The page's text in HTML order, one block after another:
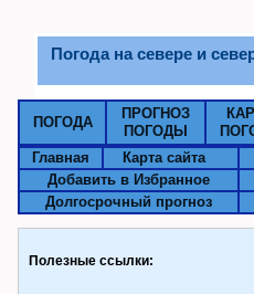
Погода на севере и
ПОГОДА
ПРОГНОЗ
ПОГОДЫ
Главная Карта сайта
Добавить в Избранное
Долгосрочный прогноз
Полезные ссылки: